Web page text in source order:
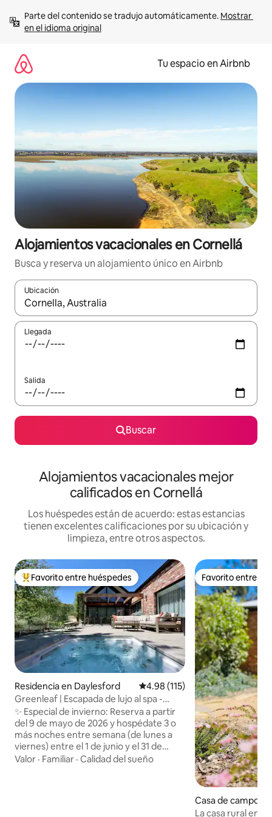
contenido
Parte del contenido se tradujo automáticamente. Mostrar
en el idioma original
Tu espacio en Airbnb
Alojamientos vacacionales en Cornellá
Busca y reserva un alojamiento único en Airbnb
Ubicación
Cuando los resultados estén disponibles, podrás navegar
Llegada
Salida
Buscar
Alojamientos vacacionales mejor
calificados en Cornellá
Los huéspedes están de acuerdo: estas estancias
tienen excelentes calificaciones por su ubicación y
limpieza, entre otros aspectos.
De los mejores en Favorito entre huéspedes
Favorito entre huéspedes
Residencia en Daylesford Calificación promedio: 4.98 de
4.98 (115)
Greenleaf | Escapada de lujo al spa -
Chimenea - EV
✨ Especial de invierno: Reserva a partir
del 9 de mayo de 2026 y hospédate 3 o
más noches entre semana (de lunes a
viernes) entre el 1 de junio y el 31 de
agosto de 2026 para recibir un cupón de
Valor · Familiar · Calidad del sueño
Favorito entre
Favorito entre
Casa de campo
te
La casa rural en